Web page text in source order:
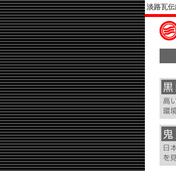
淡路瓦